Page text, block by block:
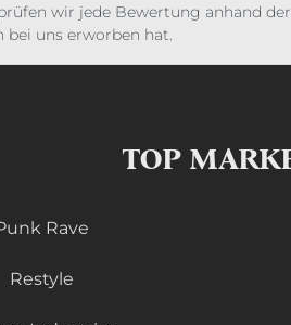
wir jede Bewertung anhand
uns erworben hat.
TOP
Rave
Restyle